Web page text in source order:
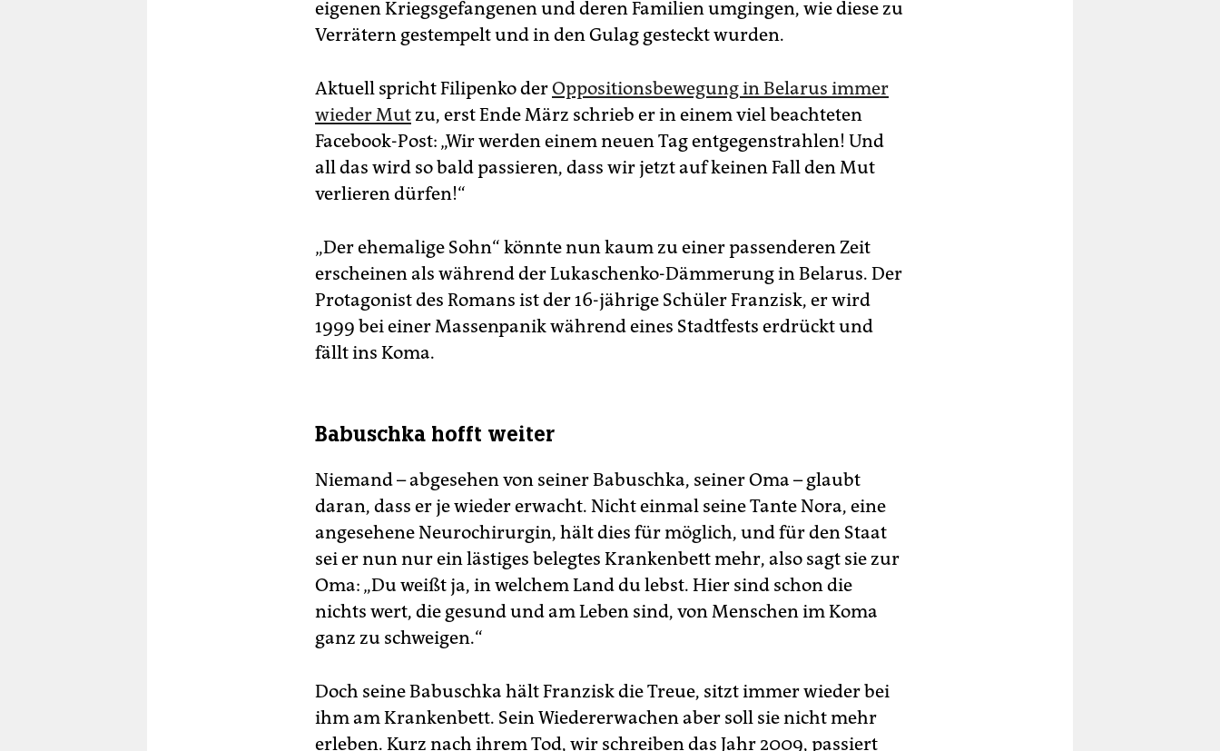
eigenen Kriegsgefangenen und deren Familien umgingen, wie diese zu
Verrätern gestempelt und in den Gulag gesteckt wurden.
Aktuell spricht ­Filipenko derOppositionsbewegung in Belarus immer
wieder Mut zu, erst Ende März schrieb er in einem viel beachteten
Facebook-Post: „Wir werden einem neuen Tag entgegenstrahlen! Und
all das wird so bald passieren, dass wir jetzt auf keinen Fall den Mut
verlieren dürfen!“
„Der ehemalige Sohn“ könnte nun kaum zu einer passenderen Zeit
erscheinen als während der Lukaschenko-Dämmerung in Belarus. Der
Protagonist des Romans ist der 16-jährige Schüler Franzisk, er wird
1999 bei einer Massenpanik während eines Stadtfests erdrückt und
fällt ins Koma.
Babuschka hofft weiter
Niemand – abgesehen von seiner Babuschka, seiner Oma – glaubt
daran, dass er je wieder erwacht. Nicht einmal seine Tante Nora, eine
angesehene Neurochirurgin, hält dies für möglich, und für den Staat
sei er nun nur ein lästiges belegtes Krankenbett mehr, also sagt sie zur
Oma: „Du weißt ja, in welchem Land du lebst. Hier sind schon die
nichts wert, die gesund und am Leben sind, von Menschen im Koma
ganz zu schweigen.“
Doch seine Babuschka hält Franzisk die Treue, sitzt immer wieder bei
ihm am Krankenbett. Sein Wiedererwachen aber soll sie nicht mehr
erleben. Kurz nach ihrem Tod, wir schreiben das Jahr 2009, passiert